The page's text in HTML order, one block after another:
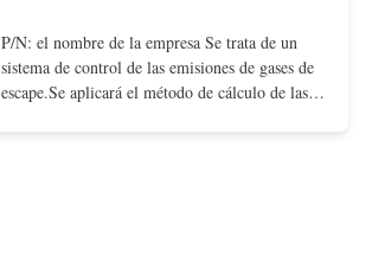
P/N: el nombre de la empresa Se trata de un
sistema de control de las emisiones de gases de
escape.Se aplicará el método de cálculo de las